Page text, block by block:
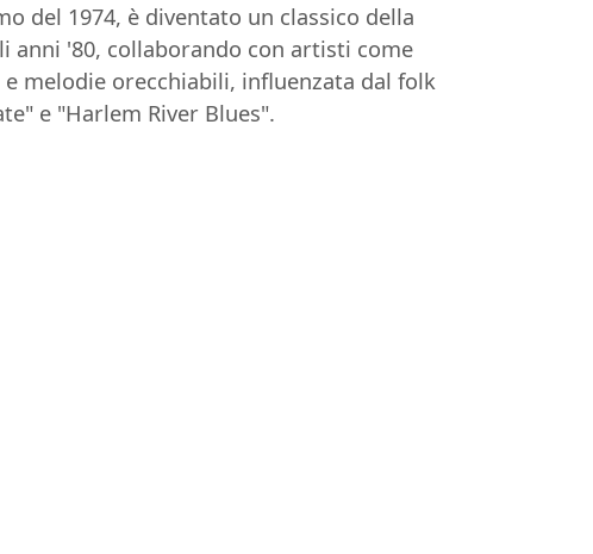
del 1974, è diventato un classico della
anni '80, collaborando con artisti come
melodie orecchiabili, influenzata dal folk
e "Harlem River Blues".